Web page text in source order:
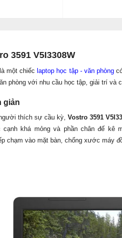
3591 V5I3308W
một chiếclaptop học tập - văn phòng
phòng với nhu cầu học tập, giải trí và
giản
thích sự cầu kỳ, Vostro 3591
cạnh khá mỏng và phần chân đế
chạm vào mặt bàn, chống xước máy